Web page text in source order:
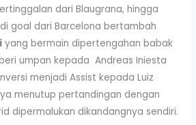
dari Blaugrana, hingga
goal dari Barcelona bertambah
yang bermain dipertengahan babak
umpan kepada Andreas Iniesta
menjadi Assist kepada Luiz
menutup pertandingan dengan
dipermalukan dikandangnya sendiri.